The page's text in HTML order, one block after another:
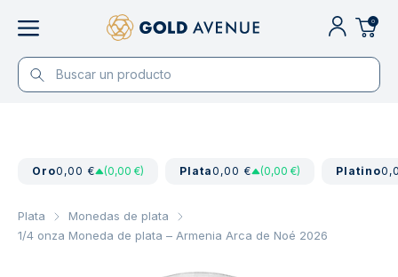
0
Oro0,00 € (0,00 €) Plata0,00 € (0,00 €) Platino
Plata
Monedas de plata
1/4 onza Moneda de plata – Armenia Arca de Noé 2026